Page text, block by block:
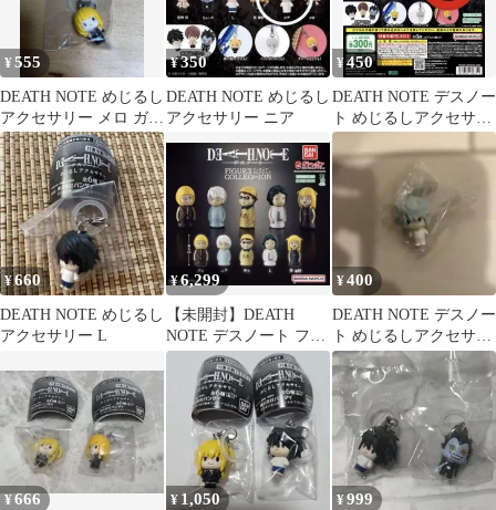
¥555
DEATH NOTE めじるし
アクセサリー メロ ガチ
ャガチャ
¥350
DEATH NOTE めじるし
アクセサリー ニア
¥450
DEATH NOTE デスノー
ト めじるしアクセサリ
ー ニア 未開封
¥660
DEATH NOTE めじるし
アクセサリー L
¥6,299
【未開封】DEATH
NOTE デスノート フィ
ギュアコレクション 全
5種セット
¥400
DEATH NOTE デスノー
ト めじるしアクセサリ
ー
¥666 ¥ 1,050 ¥999